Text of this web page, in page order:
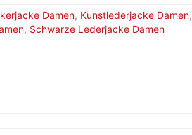
Damen, Kunstlederjacke Damen,
, Schwarze Lederjacke Damen